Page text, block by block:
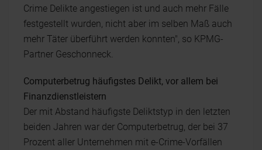
Crime Delikte angestiegen ist und auch mehr Fälle
festgestellt wurden, nicht aber im selben Maß auch
mehr Täter überführt werden konnten", so KPMG-
Partner Geschonneck.
Computerbetrug häufigstes Delikt, vor allem bei
Finanzdienstleistern
Der mit Abstand häufigste Deliktstyp in den letzten
beiden Jahren war der Computerbetrug, der bei 37
Prozent aller Unternehmen mit e-Crime-Vorfällen